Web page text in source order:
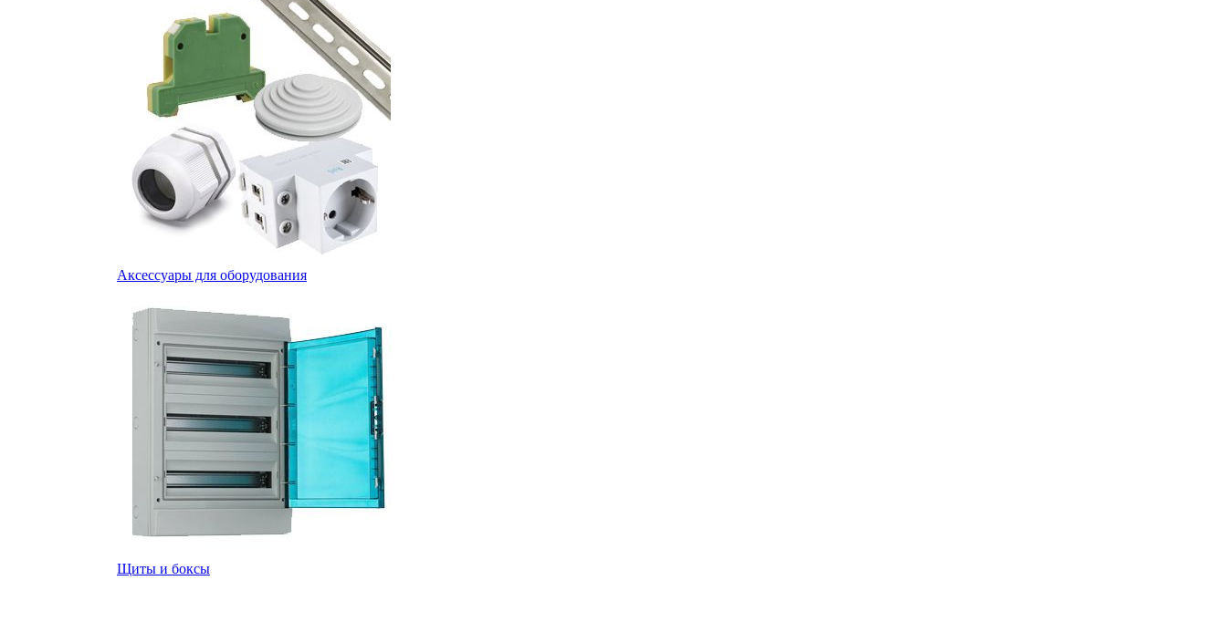
Аксессуары для оборудования
Щиты и боксы